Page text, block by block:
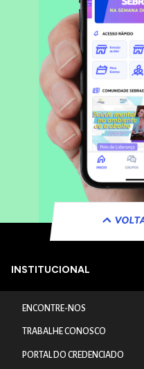
INSTITUCIONAL
ENCONTRE-NOS
TRABALHE CONOSCO
PORTAL DO CREDENCIADO